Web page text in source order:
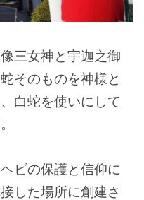
三女神と宇迦之御
そのものを神様と
白蛇を使いにして
ビの保護と信仰に
した場所に創建さ